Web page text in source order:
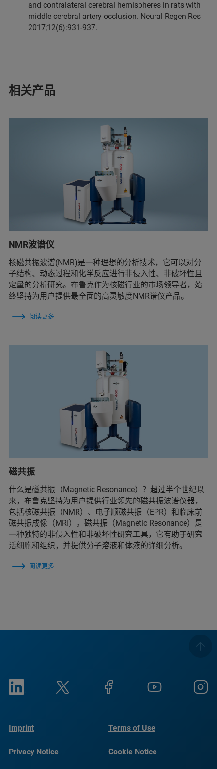
and contralateral cerebral hemispheres in rats with
middle cerebral artery occlusion. Neural Regen Res
2017;12(6):931-937.
相关产品
NMR波谱仪
核磁共振波谱(NMR)是一种理想的分析技术，它可以对分
子结构、动态过程和化学反应进行非侵入性、非破坏性且
定量的分析研究。布鲁克作为核磁行业的市场领导者，始
终坚持为用户提供最全面的高灵敏度NMR谱仪产品。
阅读更多
磁共振
什么是磁共振（Magnetic Resonance）？超过半个世纪以
来，布鲁克坚持为用户提供行业领先的磁共振波谱仪器，
包括核磁共振（NMR）、电子顺磁共振（EPR）和临床前
磁共振成像（MRI）。磁共振（Magnetic Resonance）是
一种独特的非侵入性和非破坏性研究工具，它有助于研究
活细胞和组织，并提供分子溶液和体液的详细分析。
阅读更多
Imprint Terms of Use
Privacy Notice Cookie Notice